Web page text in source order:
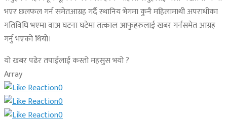
भएर छलफल गर्न समेतआग्रह गर्दै स्थानिय भेगमा कुनै महिलामाथी अपराधीका
गतिविधि भएमा वाअ घटना घटेमा तत्काल आफुहरुलाई खबर गर्नसमेत आग्रह
गर्नु भएको थियो।
यो खबर पढेर तपाईलाई कस्तो महसुस भयो ?
Array
0
0
0